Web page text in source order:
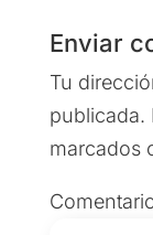
Enviar
Tu
publicada.
marcados